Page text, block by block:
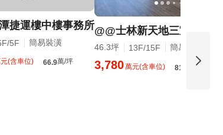
捷運樓中樓事務所
5F 簡易裝潢
(含車位) 66.9萬/坪
@@士林新天地三室車位
46.3坪 13F/15F 簡易裝潢
3,780萬元(含車位) 81.7 萬/坪